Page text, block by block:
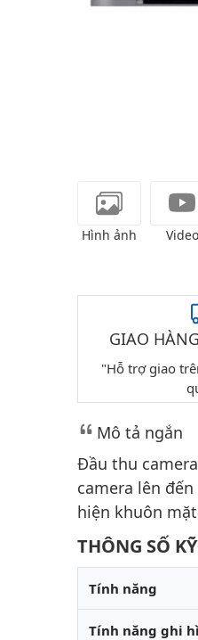
Hình ảnh Video
GIAO
"Hỗ trợ giao
Mô tả ngắn
Đầu thu
camera lên
hiện khuôn
THÔNG SỐ
Tính năng
Tính năng ghi